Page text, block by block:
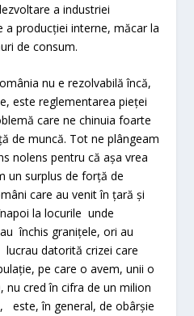
a industriei
producției interne, măcar la
de consum.
nu e rezolvabilă încă,
este reglementarea pieței
care ne chinuia foarte
de muncă. Tot ne plângeam
nolens pentru că așa vrea
un surplus de forță de
care au venit în țară și
la locurile unde
închis granițele, ori au
datorită crizei care
pe care o avem, unii o
nu cred în cifra de un milion
este, în general, de obârșie